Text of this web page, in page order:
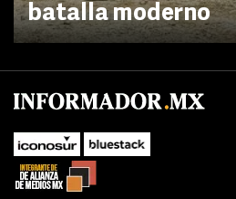
batalla moderno